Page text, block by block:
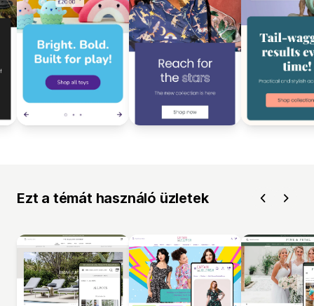
Ezt a témát használó üzletek